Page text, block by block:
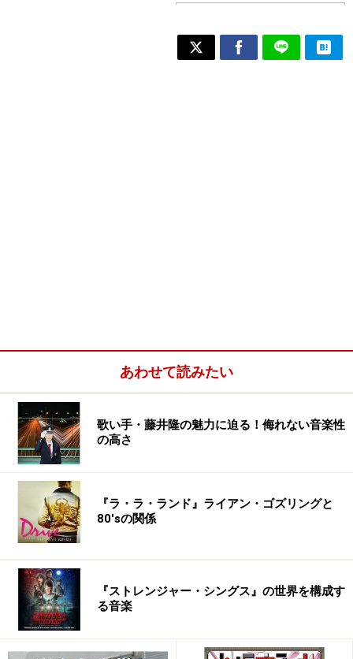
あわせて読みたい
歌い手・藤井隆の魅力に迫る！侮れない音楽性
の高さ
『ラ・ラ・ランド』ライアン・ゴズリングと
80'sの関係
『ストレンジャー・シングス』の世界を構成す
る音楽